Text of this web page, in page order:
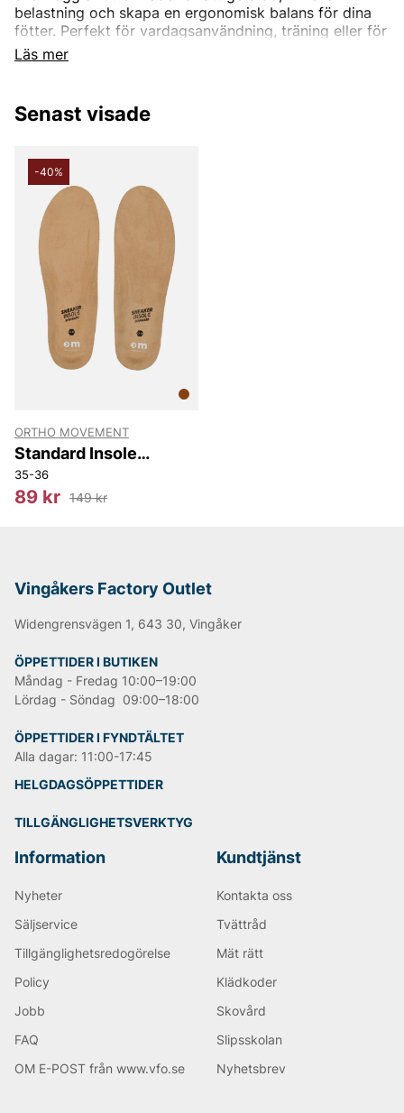
Läs mer
belastning och skapa en ergonomisk balans för dina
fötter. Perfekt för vardagsanvändning, träning eller för
att lindra fotrelaterade problem, hjälper Ortho
Movement dig att må bra från grunden.
Senast visade
-40%
ORTHO MOVEMENT
Standard Insole
Sneaker
35-36
89 kr 149 kr
Vingåkers Factory Outlet
Widengrensvägen 1, 643 30, Vingåker
ÖPPETTIDER I BUTIKEN
Måndag - Fredag 10:00–19:00
Lördag - Söndag 09:00–18:00
ÖPPETTIDER I FYNDTÄLTET
Alla dagar: 11:00-17:45
HELGDAGSÖPPETTIDER
TILLGÄNGLIGHETSVERKTYG
Information
Nyheter
Säljservice
Tillgänglighetsredogörelse
Policy
Jobb
FAQ
OM E-POST från www.vfo.se
Kundtjänst
Kontakta oss
Tvättråd
Mät rätt
Klädkoder
Skovård
Slipsskolan
Nyhetsbrev